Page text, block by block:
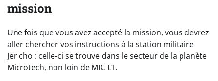
mission
Une fois que vous avez accepté la mission, vous devrez
aller chercher vos instructions à la station militaire
Jericho : celle-ci se trouve dans le secteur de la planète
Microtech, non loin de MIC L1.